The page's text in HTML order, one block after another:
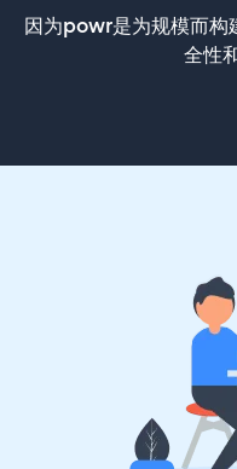
因为powr是为规模而构
全性